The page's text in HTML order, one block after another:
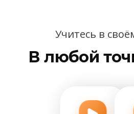
Учитесь в
В любой